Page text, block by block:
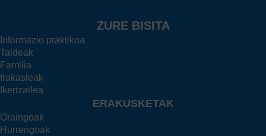
ZURE BISITA
Informazio praktikoa
Taldeak
Familia
Irakasleak
Ikertzailea
ERAKUSKETAK
Oraingoak
Hurrengoak